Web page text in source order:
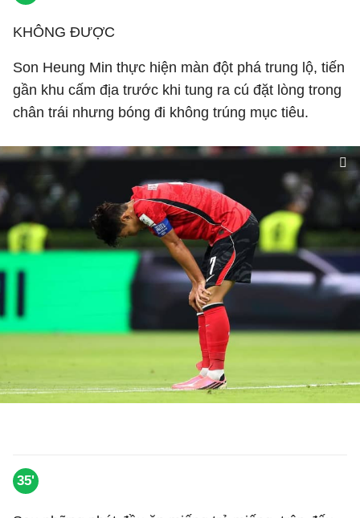
KHÔNG ĐƯỢC
Son Heung Min thực hiện màn đột phá trung lộ, tiến
gần khu cấm địa trước khi tung ra cú đặt lòng trong
chân trái nhưng bóng đi không trúng mục tiêu.
35'